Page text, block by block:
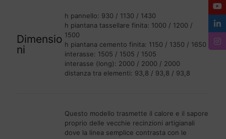
Dimensio
ni
h pannello: 930 / 1130 / 1430
h piantana tassellare finita: 1000 / 1200 /
1500
h piantana cemento finita: 1150 / 1350 / 1650
interasse: 1505 / 1505 / 1505
interasse (long): 2000 / 2000 / 2000
distanza tra elementi: 93,8 / 93,8 / 93,8
Questo modello trasmette il calore e il sapore
proprio delle vecchie recinzioni artigianali
dove la linea semplice contrasta con le